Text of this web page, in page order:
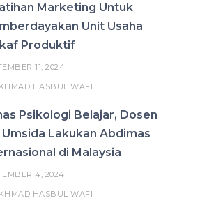
Marketing Untuk
Unit Usaha
Produktif
11, 2024
HASBUL WAFI
Psikologi Belajar, Dosen
Umsida Lakukan Abdimas
di Malaysia
4, 2024
HASBUL WAFI